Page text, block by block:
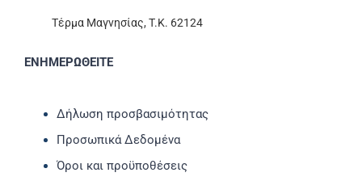
Τέρμα Μαγνησίας, T.K. 62124
ΕΝΗΜΕΡΩΘΕΙΤΕ
Δήλωση προσβασιμότητας
Προσωπικά Δεδομένα
Όροι και προϋποθέσεις